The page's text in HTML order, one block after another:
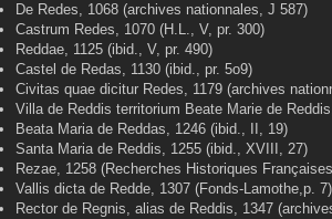
De Redes, 1068 (archives nationnales, J 587)
Castrum Redes, 1070 (H.L., V, pr. 300)
Reddae, 1125 (ibid., V, pr. 490)
Castel de Redas, 1130 (ibid., pr. 5o9)
Civitas quae dicitur Redes, 1179 (archives
Villa de Reddis territorium Beate Marie de
Beata Maria de Reddas, 1246 (ibid., II, 19)
Santa Maria de Reddis, 1255 (ibid., XVIII, 27)
Rezae, 1258 (Recherches Historiques
Vallis dicta de Redde, 1307 (Fonds-Lamothe,p. 7)
Rector de Regnis, alias de Reddis, 1347